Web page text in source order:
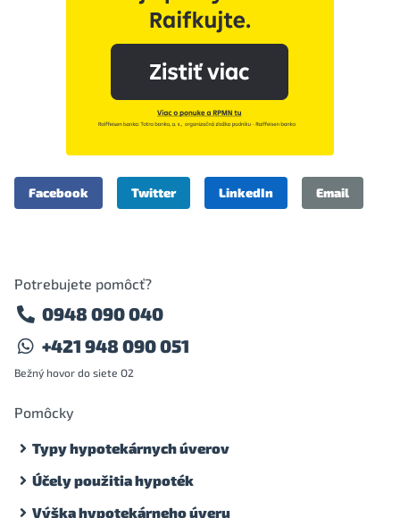
Facebook Twitter LinkedIn Email
Potrebujete pomôcť?
0948 090 040
+421 948 090 051
Bežný hovor do siete O2
Pomôcky
Typy hypotekárnych úverov
Účely použitia hypoték
Výška hypotekárneho úveru